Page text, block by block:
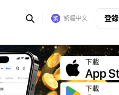
繁體中文 登錄